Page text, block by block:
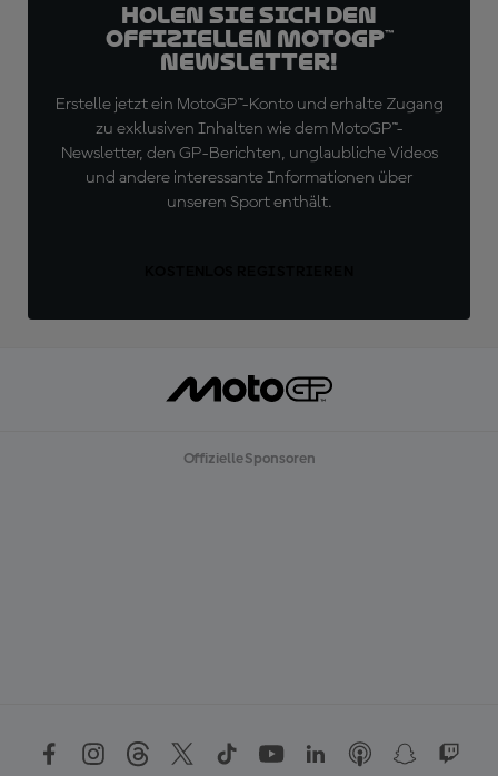
Holen Sie sich den
offiziellen MotoGP™
Newsletter!
Erstelle jetzt ein MotoGP™-Konto und erhalte Zugang
zu exklusiven Inhalten wie dem MotoGP™-
Newsletter, den GP-Berichten, unglaubliche Videos
und andere interessante Informationen über
unseren Sport enthält.
Offizielle Sponsoren